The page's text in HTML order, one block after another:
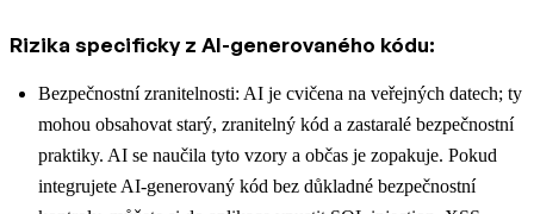
Rizika specificky z AI-generovaného kódu:
Bezpečnostní zranitelnosti: AI je cvičena na veřejných datech; ty
mohou obsahovat starý, zranitelný kód a zastaralé bezpečnostní
praktiky. AI se naučila tyto vzory a občas je zopakuje. Pokud
integrujete AI-generovaný kód bez důkladné bezpečnostní